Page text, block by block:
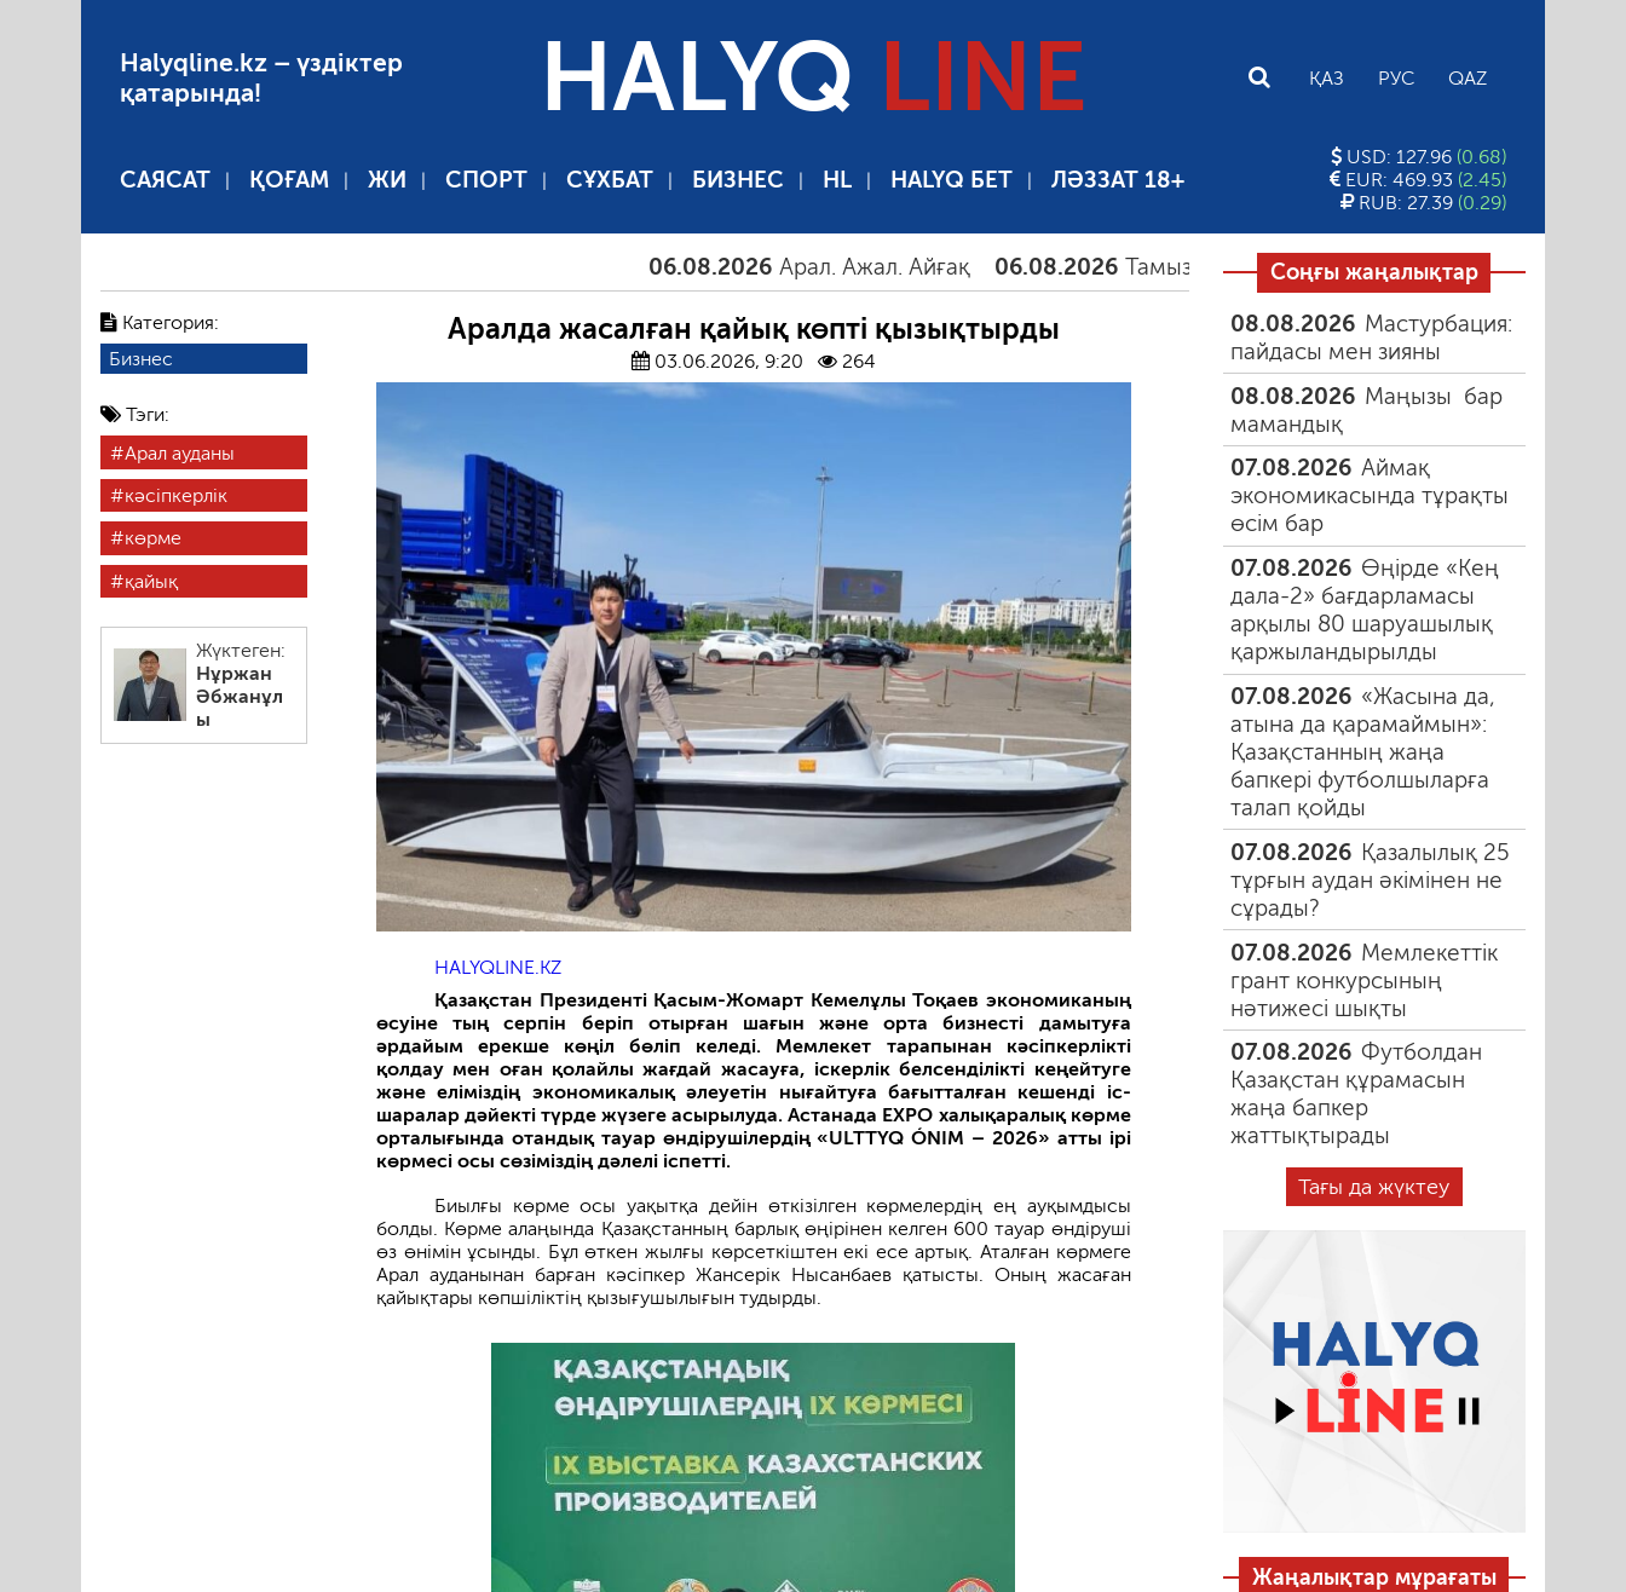
Halyqline.kz – үздіктер
қатарында!
HALYQ LINE ҚАЗ РУС QAZ
САЯСАТ ҚОҒАМ ЖИ СПОРТ СҰХБАТ БИЗНЕС HL HALYQ БЕТ ЛӘЗЗАТ 18+
USD: 127.96 (0.68)
EUR: 469.93 (2.45)
RUB: 27.39 (0.29)
06.08.2026 Арал. Ажал. Айғақ 06.08.2026 Тамыздағы таңғы түтін 06.08.2026 Құмарлық
Категория:
Бизнес
Тэги:
Арал ауданы
кәсіпкерлік
көрме
қайық
Жүктеген:
Нұржан
Әбжанұл
ы
Аралда жасалған қайық көпті қызықтырды
03.06.2026, 9:20 264
HALYQLINE.KZ
Қазақстан Президенті Қасым-Жомарт Кемелұлы Тоқаев экономиканың
өсуіне тың серпін беріп отырған шағын және орта бизнесті дамытуға
әрдайым ерекше көңіл бөліп келеді. Мемлекет тарапынан кәсіпкерлікті
қолдау мен оған қолайлы жағдай жасауға, іскерлік белсенділікті кеңейтуге
және еліміздің экономикалық әлеуетін нығайтуға бағытталған кешенді іс-
шаралар дәйекті түрде жүзеге асырылуда. Астанада EXPO халықаралық көрме
орталығында отандық тауар өндірушілердің «ULTTYQ ÓNIM – 2026» атты ірі
көрмесі осы сөзіміздің дәлелі іспетті.
Биылғы көрме осы уақытқа дейін өткізілген көрмелердің ең ауқымдысы
болды. Көрме алаңында Қазақстанның барлық өңірінен келген 600 тауар өндіруші
өз өнімін ұсынды. Бұл өткен жылғы көрсеткіштен екі есе артық. Аталған көрмеге
Арал ауданынан барған кәсіпкер Жансерік Нысанбаев қатысты. Оның жасаған
қайықтары көпшіліктің қызығушылығын тудырды.
Соңғы жаңалықтар
08.08.2026 Мастурбация:
пайдасы мен зияны
08.08.2026 Маңызы бар
мамандық
07.08.2026 Аймақ
экономикасында тұрақты
өсім бар
07.08.2026 Өңірде «Кең
дала-2» бағдарламасы
арқылы 80 шаруашылық
қаржыландырылды
07.08.2026 «Жасына да,
атына да қарамаймын»:
Қазақстанның жаңа
бапкері футболшыларға
талап қойды
07.08.2026 Қазалылық 25
тұрғын аудан әкімінен не
сұрады?
07.08.2026 Мемлекеттік
грант конкурсының
нәтижесі шықты
07.08.2026 Футболдан
Қазақстан құрамасын
жаңа бапкер
жаттықтырады
Тағы да жүктеу
Жаңалықтар мұрағаты